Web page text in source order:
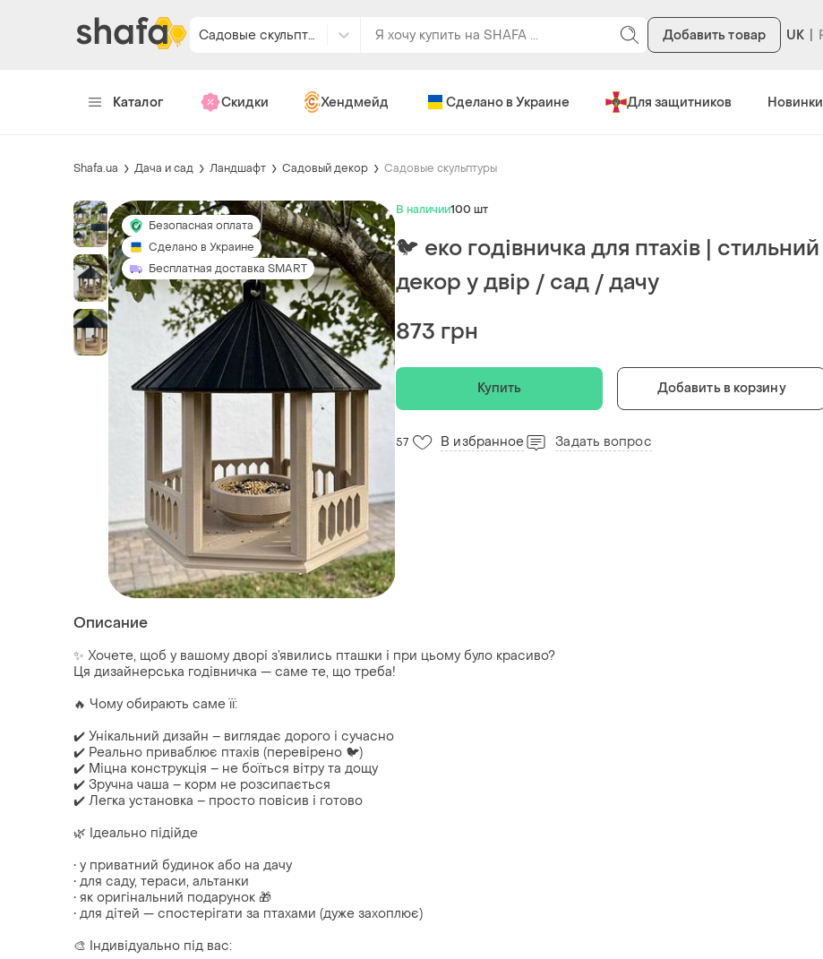
Садовые скульптуры Добавить товар UK
Каталог Скидки Хендмейд Сделано в Украине Для защитников Новинки
Shafa.ua Дача и сад Ландшафт Садовый декор Садовые скульптуры
Безопасная оплата
Сделано в Украине
Бесплатная доставка SMART
В наличии100 шт
🐦 еко годівничка для птахів | стильний
декор у двір / сад / дачу
873 грн
Купить Добавить в корзину
57 В избранное Задать вопрос
Описание
✨ Хочете, щоб у вашому дворі з’явились пташки і при цьому було красиво?
Ця дизайнерська годівничка — саме те, що треба!
🔥 Чому обирають саме її:
✔️ Унікальний дизайн – виглядає дорого і сучасно
✔️ Реально приваблює птахів (перевірено 🐦)
✔️ Міцна конструкція – не боїться вітру та дощу
✔️ Зручна чаша – корм не розсипається
✔️ Легка установка – просто повісив і готово
🌿 Ідеально підійде
• у приватний будинок або на дачу
• для саду, тераси, альтанки
• як оригінальний подарунок 🎁
• для дітей — спостерігати за птахами (дуже захоплює)
🎨 Індивідуально під вас: